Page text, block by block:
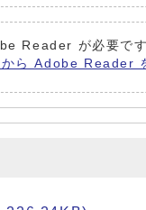
Reader が必要で
ら Adobe Reader